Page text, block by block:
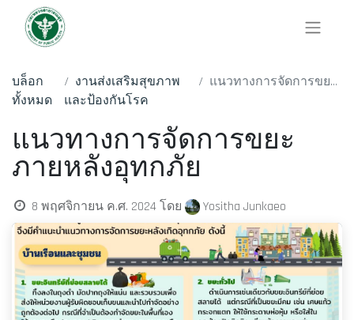
บล็อก
ทั้งหมด
งานส่งเสริมสุขภาพ
และป้องกันโรค
แนวทางการจัดการขยะภายหลังอุทกภัย
แนวทางการจัดการขยะ
ภายหลังอุทกภัย
8 พฤศจิกายน ค.ศ. 2024 โดย Yositha Junkaeo